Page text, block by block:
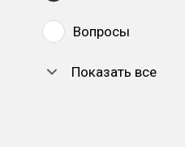
Вопросы
Показать все